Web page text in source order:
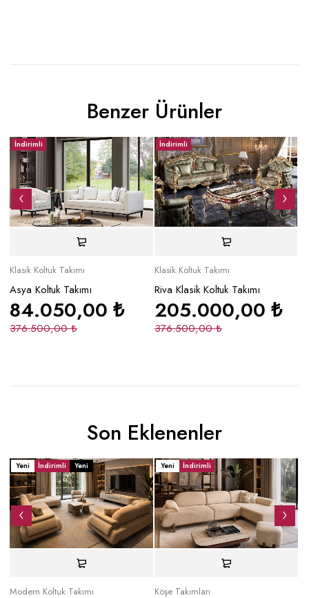
Benzer Ürünler
İndirimli
Klasik Koltuk Takımı
Asya Koltuk Takımı
376.500,00₺
84.050,00₺
İndirimli
Klasik Koltuk Takımı
Riva Klasik Koltuk Takımı
376.500,00₺
205.000,00 ₺
Son Eklenenler
Yeni İndirimli Yeni
Modern Koltuk Takımı
Yeni İndirimli
Köşe Takımları